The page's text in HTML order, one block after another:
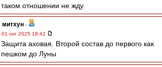
таком отношении не жду.
митхун -
01 окт 2025 18:42
Защита аховая. Второй состав до первого как
пешком до Луны